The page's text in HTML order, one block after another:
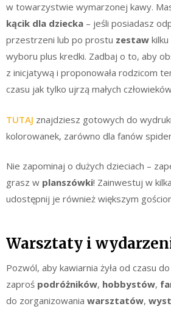
w towarzystwie wymarzonej kawy.
kącik dla dziecka – jeśli posiadasz
przestrzeni lub po prostu zestaw kilku
wyboru plus kredki. Zadbaj o to, aby
z inicjatywą i proponowała rodzicom
czasu jak tylko ujrzą małych
TUTAJ znajdziesz gotowych do
kolorowanek, zarówno dla fanów
Nie zapominaj o dużych dzieciach –
grasz w planszówki! Zainwestuj w
udostępnij je również większym
Warsztaty i
Pozwól, aby kawiarnia żyła od czasu
zaproś podróżników, hobbystów,
do zorganizowania warsztatów,